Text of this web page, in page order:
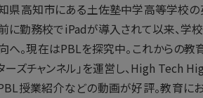
県高知市にある土佐塾中学高等学校の
に勤務校でiPadが導入されて以来、学
へ。現在はPBLを探究中。これからの教
ーズチャンネル」を運営し、High Tech
授業紹介などの動画が好評。教育